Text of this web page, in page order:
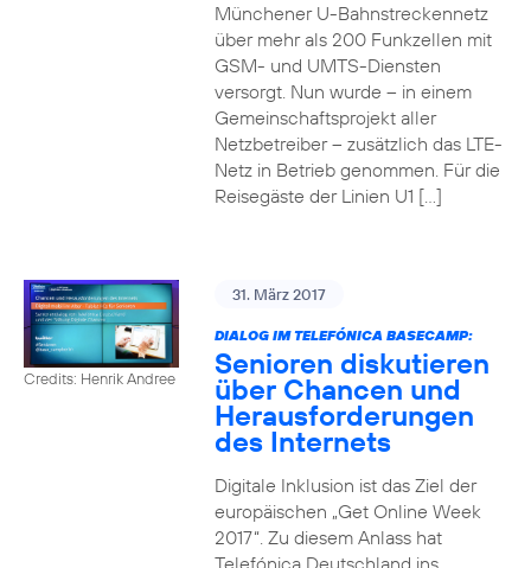
Münchener U-Bahnstreckennetz
über mehr als 200 Funkzellen mit
GSM- und UMTS-Diensten
versorgt. Nun wurde – in einem
Gemeinschaftsprojekt aller
Netzbetreiber – zusätzlich das LTE-
Netz in Betrieb genommen. Für die
Reisegäste der Linien U1 […]
Credits: Henrik Andree
31. März 2017
DIALOG IM TELEFÓNICA BASECAMP:
Senioren diskutieren
über Chancen und
Herausforderungen
des Internets
Digitale Inklusion ist das Ziel der
europäischen „Get Online Week
2017“. Zu diesem Anlass hat
Telefónica Deutschland ins